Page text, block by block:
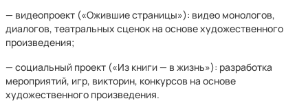
— видеопроект («Ожившие страницы»): видео монологов,
диалогов, театральных сценок на основе художественного
произведения;
— социальный проект («Из книги — в жизнь»): разработка
мероприятий, игр, викторин, конкурсов на основе
художественного произведения.